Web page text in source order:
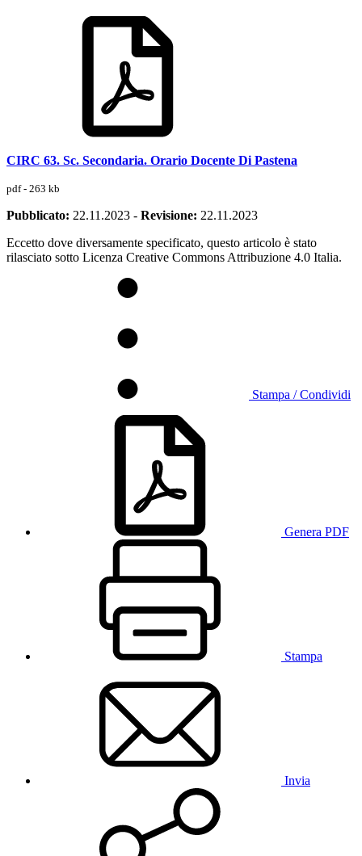
CIRC 63. Sc. Secondaria. Orario Docente Di Pastena
pdf - 263 kb
Pubblicato: 22.11.2023 - Revisione: 22.11.2023
Eccetto dove diversamente specificato, questo articolo è stato
rilasciato sotto Licenza Creative Commons Attribuzione 4.0 Italia.
Stampa / Condividi
Genera PDF
Stampa
Invia